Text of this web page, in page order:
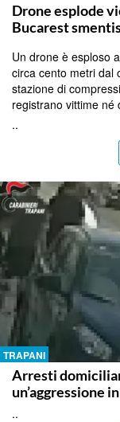
Drone esplode
Bucarest
Un drone è esploso
circa cento metri dal
stazione di
registrano vittime né
..
TRAPANI
Arresti
un’aggressione
..